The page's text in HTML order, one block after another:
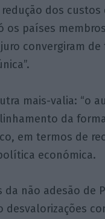
dos
os países
convergiram
mais-valia: “o
da
em termos de
económica.
não adesão de
desvalorizações